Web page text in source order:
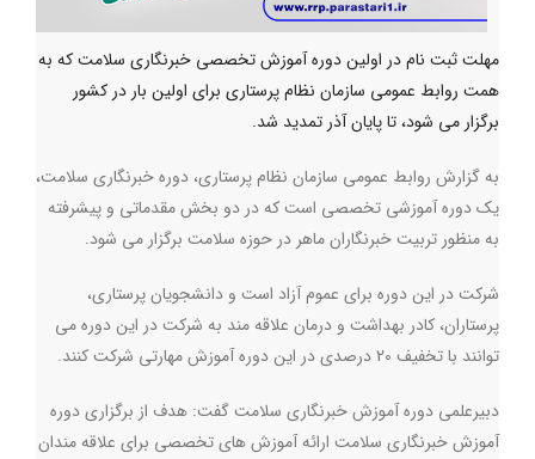
مهلت ثبت نام در اولین دوره آموزش تخصصی خبرنگاری سلامت که به
همت روابط عمومی سازمان نظام پرستاری برای اولین بار در کشور
برگزار می شود، تا پایان آذر تمدید شد.
به گزارش روابط عمومی سازمان نظام پرستاری، دوره خبرنگاری سلامت،
یک دوره آموزشی تخصصی است که در دو بخش مقدماتی و پیشرفته
به منظور تربیت خبرنگاران ماهر در حوزه سلامت برگزار می شود.
شرکت در این دوره برای عموم آزاد است و دانشجویان پرستاری،
پرستاران، کادر بهداشت و درمان علاقه مند به شرکت در این دوره می
توانند با تخفیف 20 درصدی در این دوره آموزش مهارتی شرکت کنند.
دبیرعلمی دوره آموزش خبرنگاری سلامت گفت: هدف از برگزاری دوره
آموزش خبرنگاری سلامت ارائه آموزش های تخصصی برای علاقه مندان